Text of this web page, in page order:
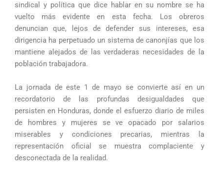
sindical y política que dice hablar en su nombre se ha
vuelto más evidente en esta fecha. Los obreros
denuncian que, lejos de defender sus intereses, esa
dirigencia ha perpetuado un sistema de canonjías que los
mantiene alejados de las verdaderas necesidades de la
población trabajadora.
La jornada de este 1 de mayo se convierte así en un
recordatorio de las profundas desigualdades que
persisten en Honduras, donde el esfuerzo diario de miles
de hombres y mujeres se ve opacado por salarios
miserables y condiciones precarias, mientras la
representación oficial se muestra complaciente y
desconectada de la realidad.